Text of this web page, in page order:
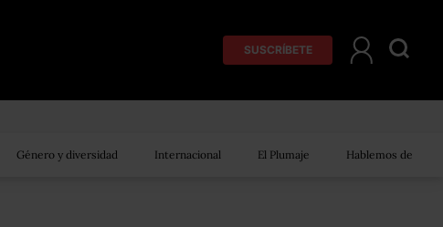
SUSCRÍBETE
Género y diversidad Internacional El Plumaje Hablemos de